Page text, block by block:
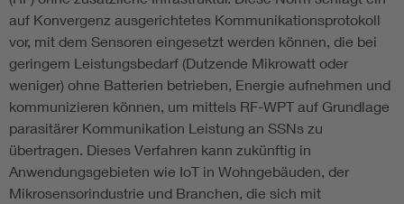
Elektrofachkraft (EFK)
auf Konvergenz ausgerichtetes Kommunikationsprotokoll
vor, mit dem Sensoren eingesetzt werden können, die bei
geringem Leistungsbedarf (Dutzende Mikrowatt oder
weniger) ohne Batterien betrieben, Energie aufnehmen und
kommunizieren können, um mittels RF-WPT auf Grundlage
parasitärer Kommunikation Leistung an SSNs zu
übertragen. Dieses Verfahren kann zukünftig in
Anwendungsgebieten wie IoT in Wohngebäuden, der
Mikrosensorindustrie und Branchen, die sich mit